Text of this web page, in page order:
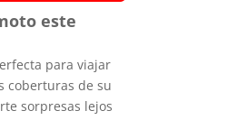
este
para viajar
coberturas de su
sorpresas lejos